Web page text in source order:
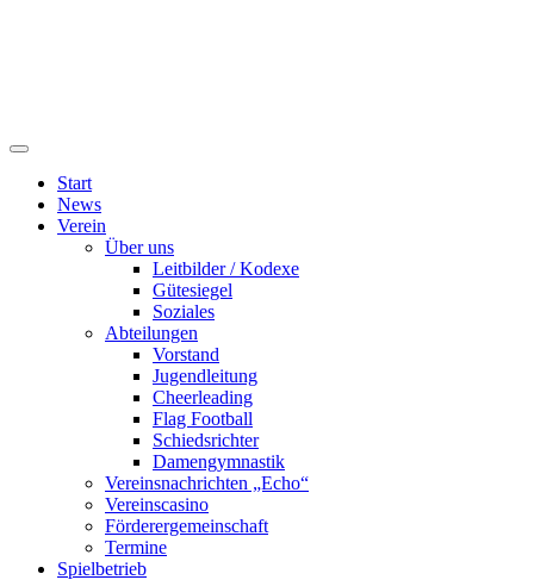
Start
News
Verein
Über uns
Leitbilder / Kodexe
Gütesiegel
Soziales
Abteilungen
Vorstand
Jugendleitung
Cheerleading
Flag Football
Schiedsrichter
Damengymnastik
Vereinsnachrichten „Echo“
Vereinscasino
Förderergemeinschaft
Termine
Spielbetrieb